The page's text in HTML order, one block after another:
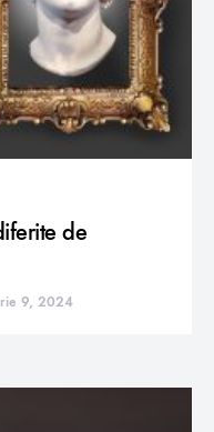
de
9, 2024